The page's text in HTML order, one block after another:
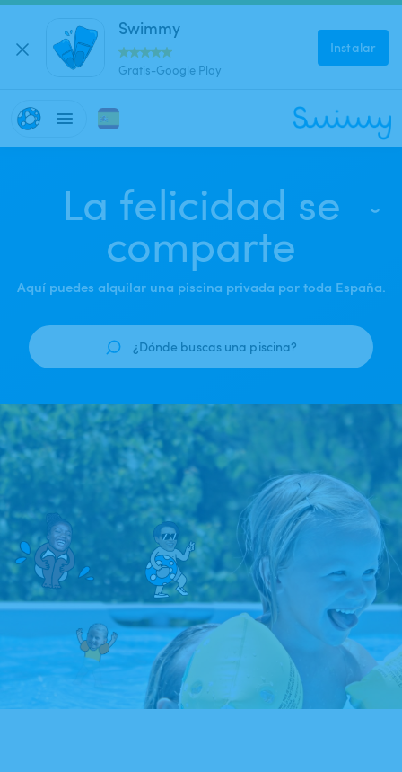
Swimmy
Gratis-Google Play
Instalar
La felicidad se
comparte
Aquí puedes alquilar una piscina privada por toda España.
¿Dónde buscas una piscina?